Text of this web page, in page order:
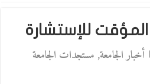
للإستشارة
أخبار الجامعة, مستجدات الجامعة